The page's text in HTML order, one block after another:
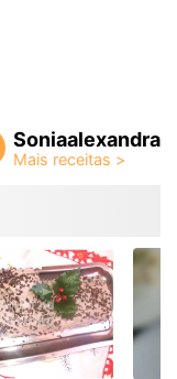
Soniaalexandra